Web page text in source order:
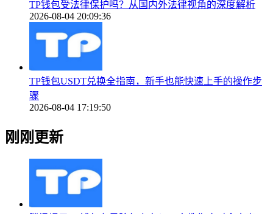
TP钱包受法律保护吗？从国内外法律视角的深度解析
2026-08-04 20:09:36
TP钱包USDT兑换全指南，新手也能快速上手的操作步
骤
2026-08-04 17:19:50
刚刚更新